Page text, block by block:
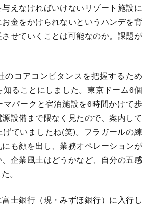
えなければいけないリゾート施設に
金をかけられないというハンデを背
せていくことは可能なのか。課題が
コアコンピタンスを把握するため
知ることにしました。東京ドーム6個
マパークと宿泊施設を6時間かけて歩
設備まで隈なく見たので、案内して
げていましたね(笑)。フラガールの練
も顔を出し、業務オペレーションが
企業風土はどうかなど、自分の五感
。
士銀行（現・みずほ銀行）に入行し